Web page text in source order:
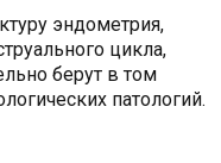
эндометрия,
цикла,
берут в том
патологий.